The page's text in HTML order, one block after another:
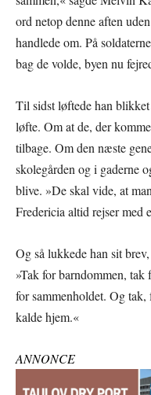
ord netop denne aften
handlede om. På
bag de volde, byen nu
Til sidst løftede han
løfte. Om at de, der
tilbage. Om den næste
skolegården og i gaderne
blive. »De skal vide, at
Fredericia altid rejser med
Og så lukkede han sit
»Tak for barndommen, tak
for sammenholdet. Og
kalde hjem.«
ANNONCE